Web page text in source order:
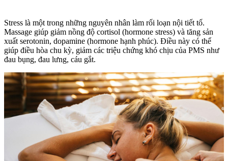
Stress là một trong những nguyên nhân làm rối loạn nội tiết tố.
Massage giúp giảm nồng độ cortisol (hormone stress) và tăng sản
xuất serotonin, dopamine (hormone hạnh phúc). Điều này có thể
giúp điều hòa chu kỳ, giảm các triệu chứng khó chịu của PMS như
đau bụng, đau lưng, cáu gắt.